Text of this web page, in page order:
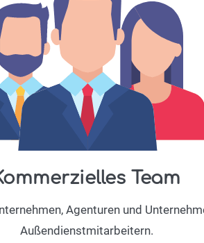
Team
Agenturen und
Außendienstmitarbeitern.